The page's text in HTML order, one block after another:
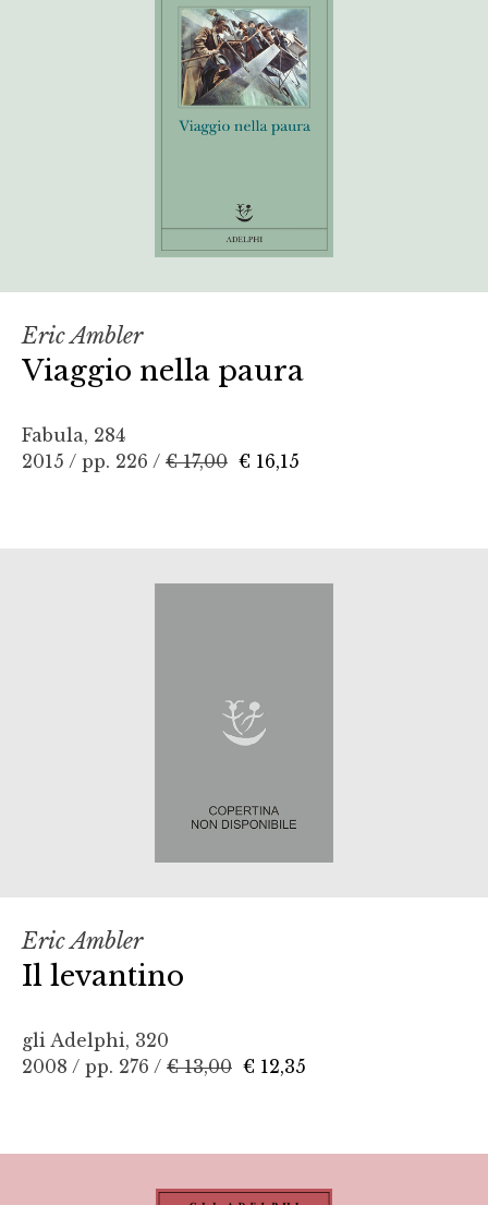
Eric Ambler
Viaggio nella paura
Fabula, 284
2015 / pp. 226 / € 17,00 € 16,15
Eric Ambler
Il levantino
gli Adelphi, 320
2008 / pp. 276 / € 13,00 € 12,35